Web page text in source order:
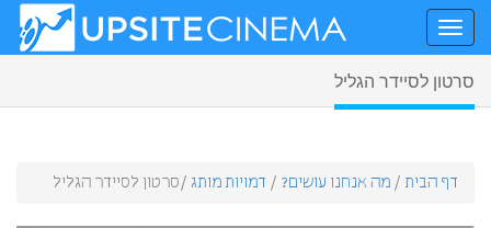
סרטון לסיידר הגליל
דף הבית / מה אנחנו עושים? / דמויות מותג / סרטון לסיידר הגליל